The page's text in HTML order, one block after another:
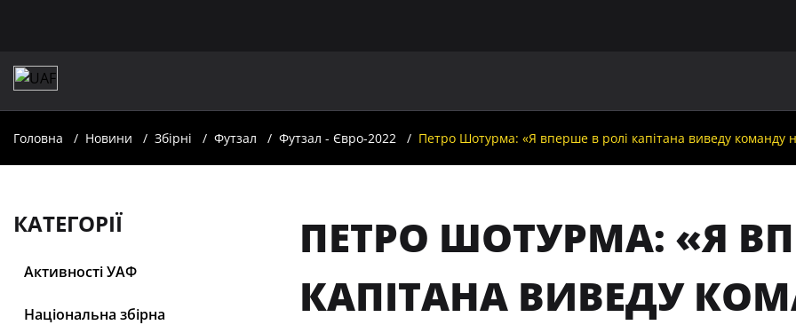
Головна Новини Збірні Футзал Футзал - Євро-2022 Петро Шотурма: «Я вперше в ролі капітана виведу команду
КАТЕГОРІЇ
Активності УАФ
Національна збірна
ПЕТРО ШОТУРМА: «Я
КАПІТАНА ВИВЕДУ